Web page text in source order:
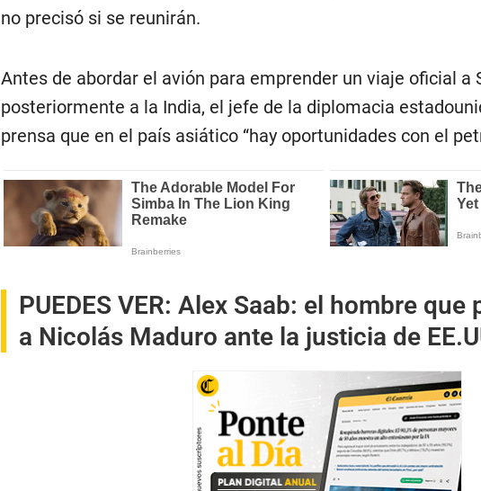
no precisó si se reunirán.
Antes de abordar el avión para emprender un viaje oficial a
posteriormente a la India, el jefe de la diplomacia
prensa que en el país asiático “hay oportunidades con el
PUEDES VER: Alex Saab: el hombre que
a Nicolás Maduro ante la justicia de